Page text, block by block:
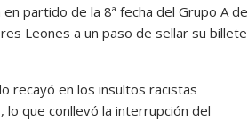
partido de la 8ª fecha del Grupo A de
Leones a un paso de sellar su billete
recayó en los insultos racistas
que conllevó la interrupción del